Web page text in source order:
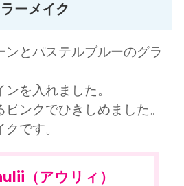
ーメイク
ンとパステルブルーのグラ
を入れました。
ンクでひきしめました。
です。
（アウリィ）